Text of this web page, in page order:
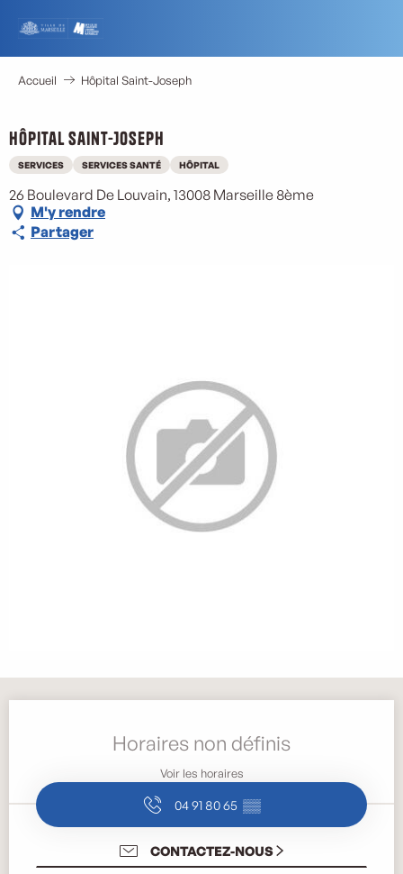
contenu
principal
Accueil Hôpital Saint-Joseph
Hôpital Saint-Joseph
SERVICES SERVICES SANTÉ HÔPITAL
26 Boulevard De Louvain, 13008 Marseille 8ème
M'y rendre
Partager
Horaires non définis
Voir les horaires
04 91 80 65 ▒▒
CONTACTEZ-NOUS